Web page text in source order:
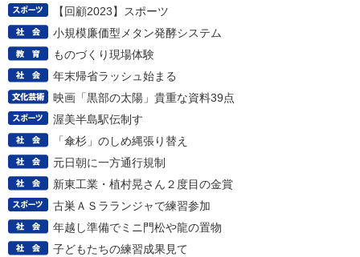
【回顧2023】スポーツ
小規模廉価型メタン発酵システム
ものづくり現場体験
年末帰省ラッシュ始まる
映画「黒部の太陽」貴重な資料39点
渥美半島駅伝制す
「傘杉」のしめ縄張り替え
元日朝に一方通行規制
新東工業・植村晃さん２度目の金賞
古巣ＡＳラランジャで練習参加
年越し準備でミニ門松や龍の置物
子どもたちの練習成果見て